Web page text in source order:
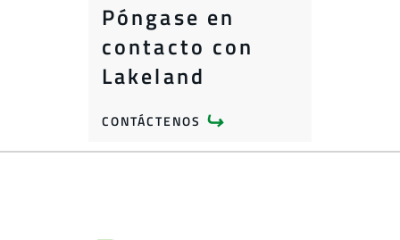
Póngase en
contacto con
Lakeland
CONTÁCTENOS